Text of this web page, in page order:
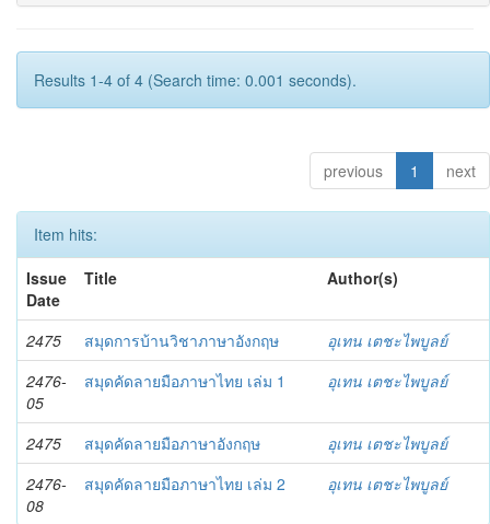
Results 1-4 of 4 (Search time: 0.001 seconds).
previous 1 next
Item hits:
Issue
Date
Title Author(s)
2475 สมุดการบ้านวิชาภาษาอังกฤษ
อุเทน เตชะไพบูลย์
2476-
05
สมุดคัดลายมือภาษาไทย เล่ม 1 อุเทน เตชะไพบูลย์
2475 สมุดคัดลายมือภาษาอังกฤษ
อุเทน เตชะไพบูลย์
2476-
08
สมุดคัดลายมือภาษาไทย เล่ม 2 อุเทน เตชะไพบูลย์